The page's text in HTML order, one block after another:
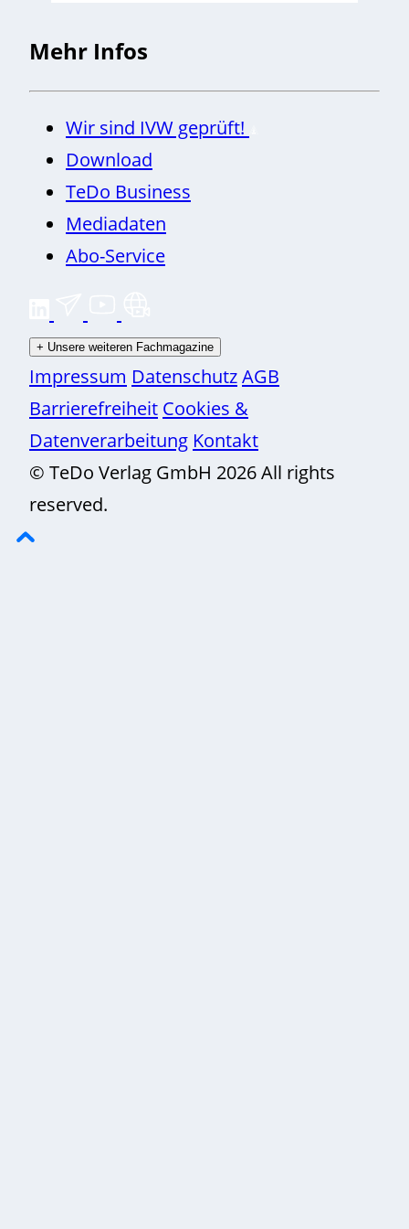
Mehr Infos
Wir sind IVW geprüft!
Download
TeDo Business
Mediadaten
Abo-Service
+ Unsere weiteren Fachmagazine
Impressum DatenschutzAGB
Barrierefreiheit Cookies &
Datenverarbeitung Kontakt
© TeDo Verlag GmbH 2026 All rights
reserved.